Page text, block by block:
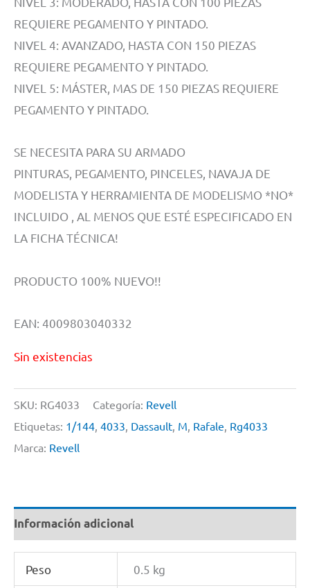
REQUIERE PEGAMENTO Y PINTADO.
NIVEL 4: AVANZADO, HASTA CON 150 PIEZAS
REQUIERE PEGAMENTO Y PINTADO.
NIVEL 5: MÁSTER, MAS DE 150 PIEZAS REQUIERE
PEGAMENTO Y PINTADO.
SE NECESITA PARA SU ARMADO
PINTURAS, PEGAMENTO, PINCELES, NAVAJA DE
MODELISTA Y HERRAMIENTA DE MODELISMO *NO*
INCLUIDO , AL MENOS QUE ESTÉ ESPECIFICADO EN
LA FICHA TÉCNICA!
PRODUCTO 100% NUEVO!!
EAN: 4009803040332
Sin existencias
SKU: RG4033 Categoría: Revell
Etiquetas: 1/144, 4033, Dassault, M, Rafale, Rg4033
Marca: Revell
Información adicional
Peso 0.5 kg